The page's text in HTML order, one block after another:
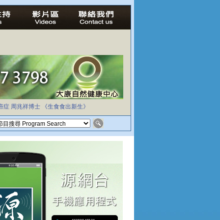
症 周兆祥博士 《生食食出新生》